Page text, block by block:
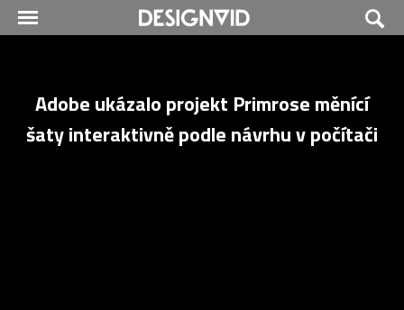
Adobe ukázalo projekt Primrose měnící
šaty interaktivně podle návrhu v počítači